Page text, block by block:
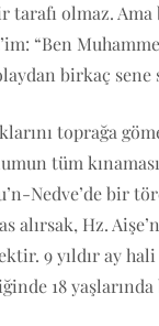
tarafı olmaz.
“Ben
birkaç
toprağa
tüm
Nedve’de bir
alırsak, Hz.
9 yıldır ay
18